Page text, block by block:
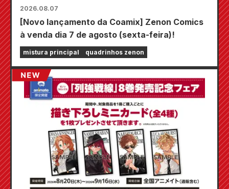
2026.08.07
[Novo lançamento da Coamix] Zenon Comics
à venda dia 7 de agosto (sexta-feira)!
mistura principal quadrinhos zenon